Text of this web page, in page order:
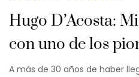
Hugo D’Acosta:
con uno de los
A más de 30 años de haber